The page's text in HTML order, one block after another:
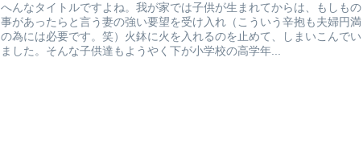
へんなタイトルですよね。我が家では子供が生まれてからは、もしもの
事があったらと言う妻の強い要望を受け入れ（こういう辛抱も夫婦円満
の為には必要です。笑）火鉢に火を入れるのを止めて、しまいこんでい
ました。そんな子供達もようやく下が小学校の高学年...